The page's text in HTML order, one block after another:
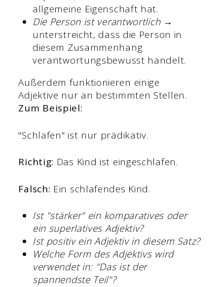
allgemeine Eigenschaft hat.
Die Person ist verantwortlich→
unterstreicht, dass die Person in
diesem Zusammenhang
verantwortungsbewusst handelt.
Außerdem funktionieren einige
Adjektive nur an bestimmten Stellen.
Zum Beispiel:
"Schlafen" ist nur prädikativ.
Richtig: Das Kind ist eingeschlafen.
Falsch: Ein schlafendes Kind.
Ist "stärker" ein komparatives oder
ein superlatives Adjektiv?
Ist positiv ein Adjektivin diesem Satz?
Welche Form des Adjektivs wird
verwendet in: "Das ist der
spannendste Teil"?